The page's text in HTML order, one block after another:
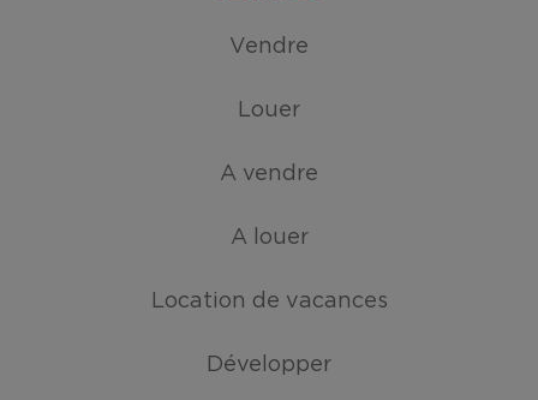
Vendre
Louer
A vendre
A louer
Location de vacances
Développer